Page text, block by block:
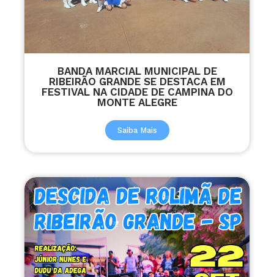
BANDA MARCIAL MUNICIPAL DE
RIBEIRÃO GRANDE SE DESTACA EM
FESTIVAL NA CIDADE DE CAMPINA DO
MONTE ALEGRE
Saiba Mais